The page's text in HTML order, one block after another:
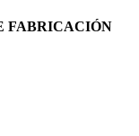
FABRICACIÓN